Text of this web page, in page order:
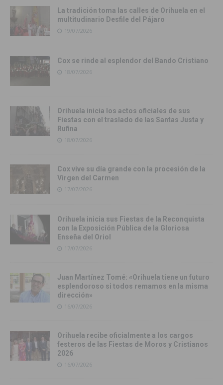
La tradición toma las calles de Orihuela en el
multitudinario Desfile del Pájaro
19/07/2026
Cox se rinde al esplendor del Bando Cristiano
18/07/2026
Orihuela inicia los actos oficiales de sus
Fiestas con el traslado de las Santas Justa y
Rufina
18/07/2026
Cox vive su día grande con la procesión de la
Virgen del Carmen
17/07/2026
Orihuela inicia sus Fiestas de la Reconquista
con la Exposición Pública de la Gloriosa
Enseña del Oriol
17/07/2026
Juan Martínez Tomé: «Orihuela tiene un futuro
esplendoroso si todos remamos en la misma
dirección»
16/07/2026
Orihuela recibe oficialmente a los cargos
festeros de las Fiestas de Moros y Cristianos
2026
16/07/2026